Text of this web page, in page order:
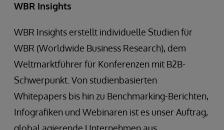
WBR Insights
WBR Insights erstellt individuelle Studien für
WBR (Worldwide Business Research), dem
Weltmarktführer für Konferenzen mit B2B-
Schwerpunkt. Von studienbasierten
Whitepapers bis hin zu Benchmarking-Berichten,
Infografiken und Webinaren ist es unser Auftrag,